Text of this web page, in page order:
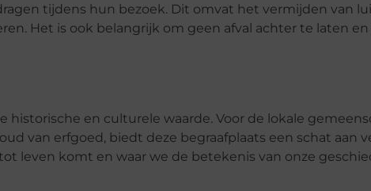
tijdens hun bezoek. Dit omvat het vermijden van
Het is ook belangrijk om geen afval achter te laten en
historische en culturele waarde. Voor de lokale
van erfgoed, biedt deze begraafplaats een schat aan
leven komt en waar we de betekenis van onze